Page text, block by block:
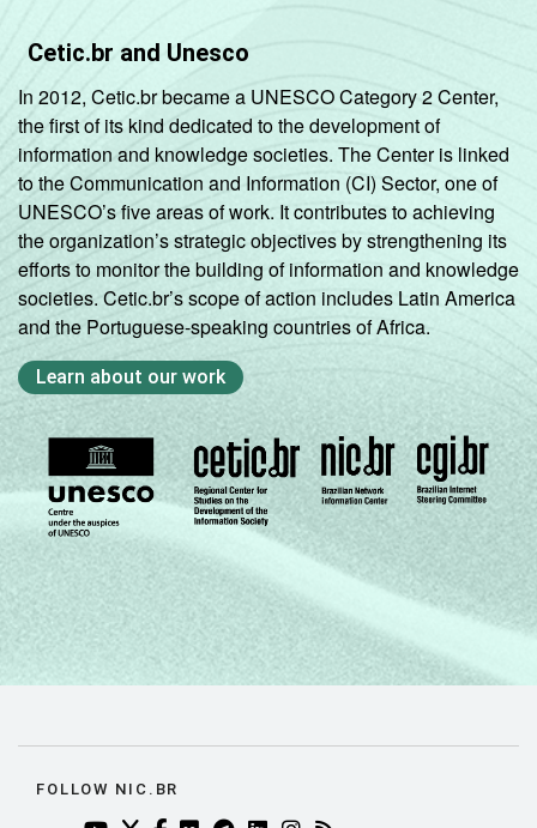
Cetic.br and Unesco
In 2012, Cetic.br became a UNESCO Category 2 Center,
the first of its kind dedicated to the development of
information and knowledge societies. The Center is linked
to the Communication and Information (CI) Sector, one of
UNESCO’s five areas of work. It contributes to achieving
the organization’s strategic objectives by strengthening its
efforts to monitor the building of information and knowledge
societies. Cetic.br’s scope of action includes Latin America
and the Portuguese-speaking countries of Africa.
Learn about our work
FOLLOW NIC.BR